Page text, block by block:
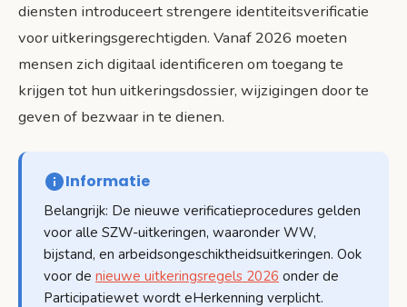
diensten introduceert strengere identiteitsverificatie
voor uitkeringsgerechtigden. Vanaf 2026 moeten
mensen zich digitaal identificeren om toegang te
krijgen tot hun uitkeringsdossier, wijzigingen door te
geven of bezwaar in te dienen.
Informatie
Belangrijk: De nieuwe verificatieprocedures gelden
voor alle SZW-uitkeringen, waaronder WW,
bijstand, en arbeidsongeschiktheidsuitkeringen. Ook
voor de nieuwe uitkeringsregels 2026 onder de
Participatiewet wordt eHerkenning verplicht.